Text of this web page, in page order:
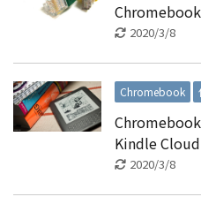
2020/3/8
Chromebook
Kindle
2020/3/8